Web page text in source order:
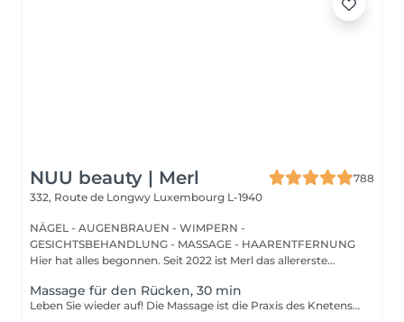
NUU beauty | Merl
788
332, Route de Longwy Luxembourg L-1940
NÄGEL - AUGENBRAUEN - WIMPERN -
GESICHTSBEHANDLUNG - MASSAGE - HAARENTFERNUNG
Hier hat alles begonnen. Seit 2022 ist Merl das allererste
Massage für den Rücken, 30 min
Leben Sie wieder auf! Die Massage ist die Praxis des Knetens oder Manipulierens der Muskeln und anderer Weichteile einer Person, um Stress zu reduzieren, Muskelschmerzen zu lindern, die Entspannung zu fördern und die Funktion des Immunsystems zu verbessern. Vorteile einer Rückenmassage für die Gesundheit: - reduziert Stress - entspannend - verbessert die Durchblutung - verbessert das Immunsystem des Körpers Wie wird die Rückenmassage für die Gesundheit durchgeführt? - Kopf und Nacken werden massiert - Schultern und Rücken werden massiert - Hände und Arme werden massiert Altersbeschränkungen: es gibt keine Altersbeschränkungen für dieses Verfahren. Empfehlungen nach dem Eingriff: nach dem Eingriff 2-3 Stunden keinen Sport und plötzliche Bewegungen machen. Frequenz: 1-2 Mal pro Woche, insgesamt 10 Mal. Wiederholen Sie den Eingriff alle 3-6 Monate.